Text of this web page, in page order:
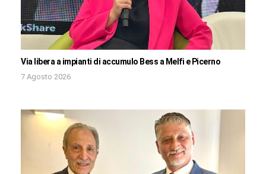
Via libera a impianti di accumulo Bess a Melfi e Picerno
7 Agosto 2026